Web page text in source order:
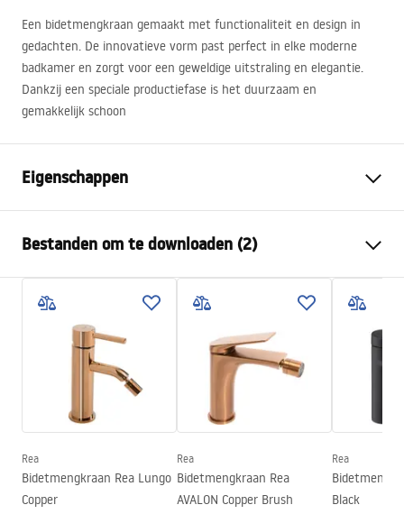
Een bidetmengkraan gemaakt met functionaliteit en design in
gedachten. De innovatieve vorm past perfect in elke moderne
badkamer en zorgt voor een geweldige uitstraling en elegantie.
Dankzij een speciale productiefase is het duurzaam en
gemakkelijk schoon
Eigenschappen
Montagewijze
Opbouw
Kleur
Geborsteld koper
Type uitloop
Draaiend
Materiaal
Messing
Uitloopbereik
mm
Coatingtechnologie
PVD
Aansluitdiameter:
Bestanden om te downloaden (2)
Montagehandleiding
Faucet.pdf
Garantievoorwaarden
Warranty_Terms_and_Conditions_Faucets_-_5.pdf
Rea
Bidetmengkraan Rea Lungo
Copper
Rea
Bidetmengkraan Rea
AVALON Copper Brush
Rea
Black